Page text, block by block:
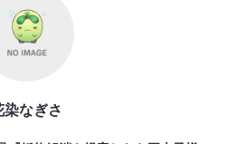
染なぎさ